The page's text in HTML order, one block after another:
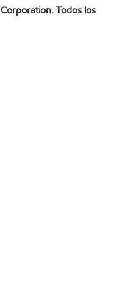
Todos los